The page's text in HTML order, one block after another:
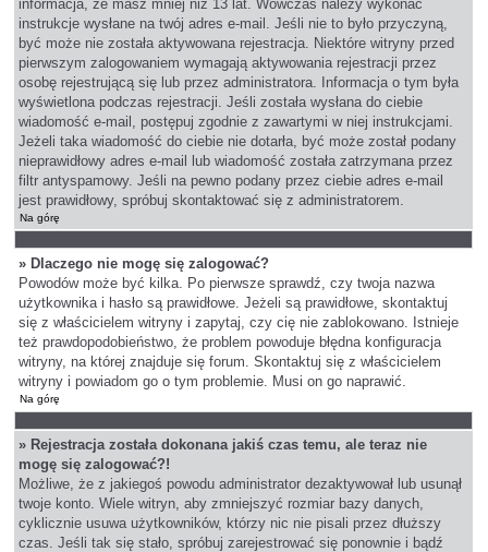
informacja, że masz mniej niż 13 lat. Wówczas należy wykonać
instrukcje wysłane na twój adres e-mail. Jeśli nie to było przyczyną,
być może nie została aktywowana rejestracja. Niektóre witryny przed
pierwszym zalogowaniem wymagają aktywowania rejestracji przez
osobę rejestrującą się lub przez administratora. Informacja o tym była
wyświetlona podczas rejestracji. Jeśli została wysłana do ciebie
wiadomość e-mail, postępuj zgodnie z zawartymi w niej instrukcjami.
Jeżeli taka wiadomość do ciebie nie dotarła, być może został podany
nieprawidłowy adres e-mail lub wiadomość została zatrzymana przez
filtr antyspamowy. Jeśli na pewno podany przez ciebie adres e-mail
jest prawidłowy, spróbuj skontaktować się z administratorem.
Na górę
» Dlaczego nie mogę się zalogować?
Powodów może być kilka. Po pierwsze sprawdź, czy twoja nazwa
użytkownika i hasło są prawidłowe. Jeżeli są prawidłowe, skontaktuj
się z właścicielem witryny i zapytaj, czy cię nie zablokowano. Istnieje
też prawdopodobieństwo, że problem powoduje błędna konfiguracja
witryny, na której znajduje się forum. Skontaktuj się z właścicielem
witryny i powiadom go o tym problemie. Musi on go naprawić.
Na górę
» Rejestracja została dokonana jakiś czas temu, ale teraz nie
mogę się zalogować?!
Możliwe, że z jakiegoś powodu administrator dezaktywował lub usunął
twoje konto. Wiele witryn, aby zmniejszyć rozmiar bazy danych,
cyklicznie usuwa użytkowników, którzy nic nie pisali przez dłuższy
czas. Jeśli tak się stało, spróbuj zarejestrować się ponownie i bądź